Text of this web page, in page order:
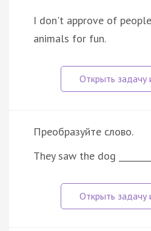
I don't approve of people
animals for fun.
Преобразуйте слово.
They saw the dog